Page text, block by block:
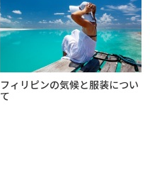
フィリピンの気候と服装につい
て